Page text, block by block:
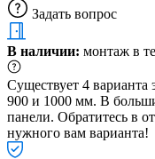
Задать вопрос
В наличии: монтаж в
Существует 4 варианта
900 и 1000 мм. В
панели. Обратитесь в
нужного вам варианта!